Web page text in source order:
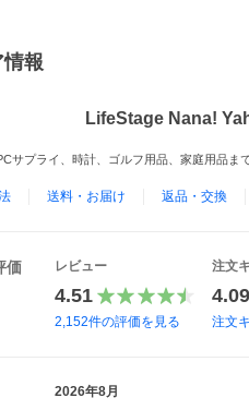
報
LifeStage Nana!
サプライ、時計、ゴルフ用品、家庭用品ま
送料・お届け 返品・交換
価 レビュー
4.51
2,152件の評価を見る
注文
注文
2026年8月